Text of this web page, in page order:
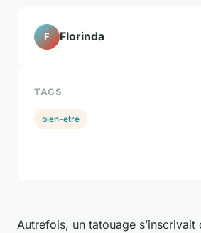
Autrefois, un tatouage s’inscrivait
F Florinda
TAGS
bien-etre